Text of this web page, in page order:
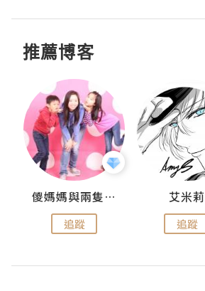
推薦博客
儍媽媽與兩隻小魔怪之家
追蹤
艾米莉
追蹤